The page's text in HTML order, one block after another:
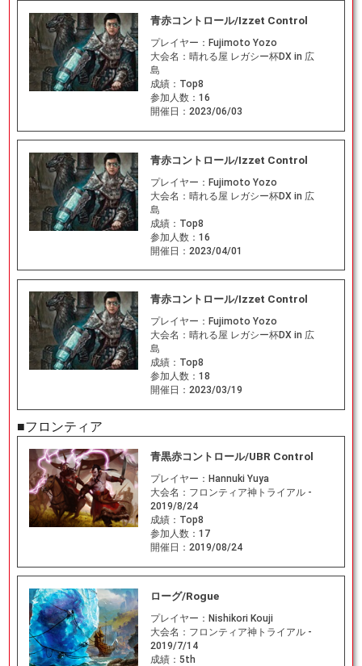
青赤コントロール/Izzet Control
プレイヤー： Fujimoto Yozo
大会名： 晴れる屋 レガシー杯DX in 広
島
成績： Top8
参加人数： 16
開催日： 2023/06/03
青赤コントロール/Izzet Control
プレイヤー： Fujimoto Yozo
大会名： 晴れる屋 レガシー杯DX in 広
島
成績： Top8
参加人数： 16
開催日： 2023/04/01
青赤コントロール/Izzet Control
プレイヤー： Fujimoto Yozo
大会名： 晴れる屋 レガシー杯DX in 広
島
成績： Top8
参加人数： 18
開催日： 2023/03/19
■フロンティア
青黒赤コントロール/UBR Control
プレイヤー： Hannuki Yuya
大会名： フロンティア神トライアル -
2019/8/24
成績： Top8
参加人数： 17
開催日： 2019/08/24
ローグ/Rogue
プレイヤー： Nishikori Kouji
大会名： フロンティア神トライアル -
2019/7/14
成績： 5th